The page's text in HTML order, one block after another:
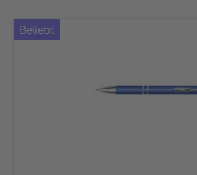
Beliebt